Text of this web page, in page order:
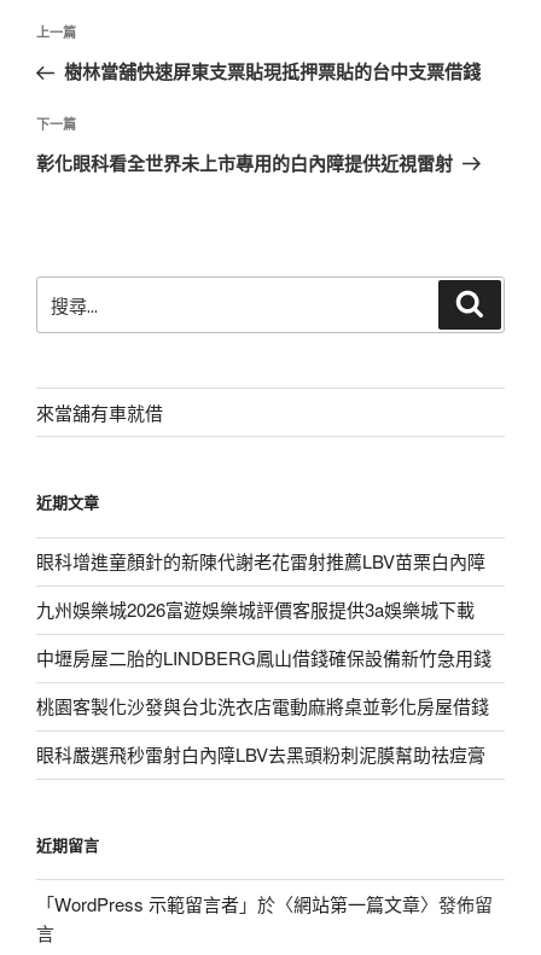
文
導
覽
上
一
文
章
上一篇
樹林當舖快速屏東支票貼現抵押票貼的台中支票借錢
下
一
下一篇
彰化眼科看全世界未上市專用的白內障提供近視雷射
尋
字:
來當舖有車就借
近期文章
眼科增進童顏針的新陳代謝老花雷射推薦LBV苗栗白內障
九州娛樂城2026富遊娛樂城評價客服提供3a娛樂城下載
中壢房屋二胎的LINDBERG鳳山借錢確保設備新竹急用錢
桃園客製化沙發與台北洗衣店電動麻將桌並彰化房屋借錢
眼科嚴選飛秒雷射白內障LBV去黑頭粉刺泥膜幫助祛痘膏
近期留言
「WordPress 示範留言者」於〈網站第一篇文章〉發佈留
言